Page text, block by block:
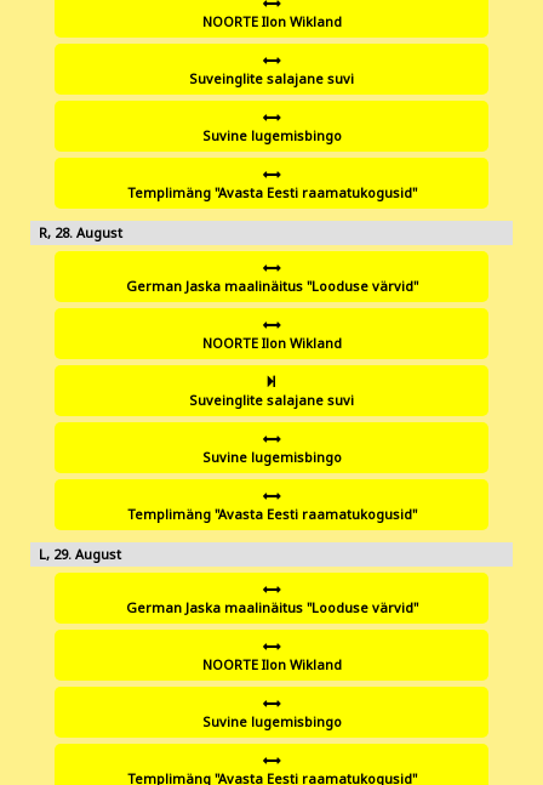
NOORTE Ilon Wikland
Suveinglite salajane suvi
Suvine lugemisbingo
Templimäng "Avasta Eesti raamatukogusid"
28
German Jaska maalinäitus "Looduse värvid"
NOORTE Ilon Wikland
Suveinglite salajane suvi
Suvine lugemisbingo
Templimäng "Avasta Eesti raamatukogusid"
29
German Jaska maalinäitus "Looduse värvid"
NOORTE Ilon Wikland
Suvine lugemisbingo
Templimäng "Avasta Eesti raamatukogusid"